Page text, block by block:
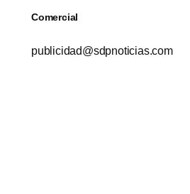
Comercial
publicidad@sdpnoticias.com